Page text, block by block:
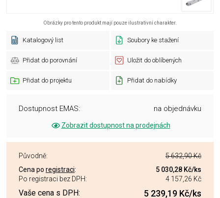
Obrázky pro tento produkt mají pouze ilustrativní charakter.
Katalogový list Soubory ke stažení
Přidat do porovnání Uložit do oblíbených
Přidat do projektu Přidat do nabídky
Dostupnost EMAS: na objednávku
Zobrazit dostupnost na prodejnách
Původně:
5 632,90 Kč
Cena po registraci: 5 030,28 Kč/ks
Po registraci bez DPH:
4 157,26 Kč
Vaše cena s DPH: 5 239,19 Kč/ks